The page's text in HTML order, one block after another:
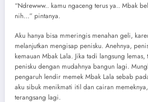
“Ndrewww.. kamu ngaceng terus ya.. Mbak
nih…” pintanya.
Aku hanya bisa mmeringis menahan geli,
melanjutkan mengisap penisku. Anehnya,
kemauan Mbak Lala. Jika tadi langsung
penisku dengan mudahnya bangun lagi.
pengaruh lendir memek Mbak Lala sebab
aku sibuk menikmati itil dan cairan
terangsang lagi.